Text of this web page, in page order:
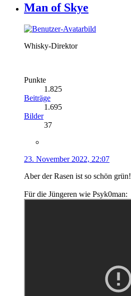
Man of Skye
Whisky-Direktor
Punkte
1.825
Beiträge
1.695
Bilder
37
23. November 2022, 22:07
Aber der Rasen ist so schön grün!
Für die Jüngeren wie Psyk0man: